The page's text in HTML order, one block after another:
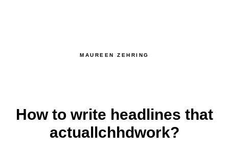
MAUREEN ZEHRING
How to write headlines that
actuallchhdwork?